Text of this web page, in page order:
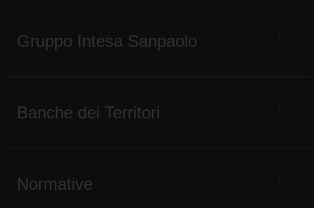
Gruppo Intesa Sanpaolo
Banche dei Territori
Normative